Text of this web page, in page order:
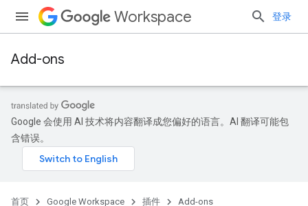
Workspace 登录
Add-ons
Google 会使用 AI 技术将内容翻译成您偏好的语言。AI 翻译可能包
含错误。
首页 Google Workspace 插件 Add-ons